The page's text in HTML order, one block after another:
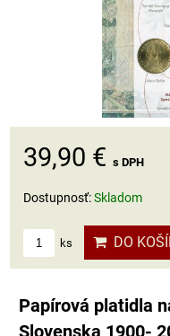
39,90 € s DPH
Dostupnosť:Skladom
ks DO
Papírová platidla